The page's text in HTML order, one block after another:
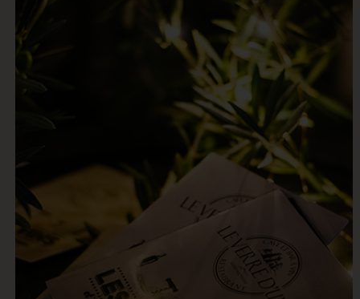
Foire aux Vins 2021
Prix Travellers’ Choice 2021 Tripadvisor
Continuer La Lecture
Offre sur cuvées Anne de Joyeuse
Continuer La Lecture